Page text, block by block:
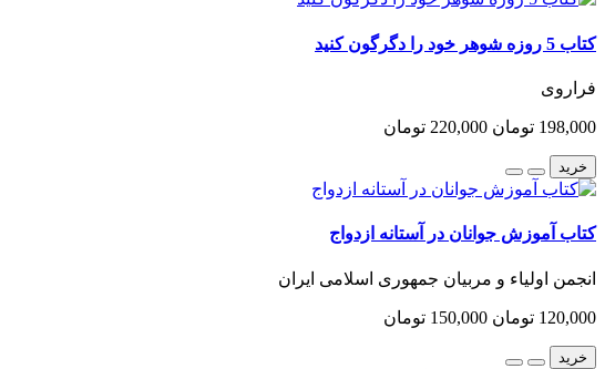
کتاب 5 روزه شوهر خود را دگرگون کنید
فراروی
198,000 تومان 220,000 تومان
خرید
کتاب آموزش جوانان در آستانه ازدواج
انجمن اولیاء و مربیان جمهوری اسلامی ایران
120,000 تومان 150,000 تومان
خرید